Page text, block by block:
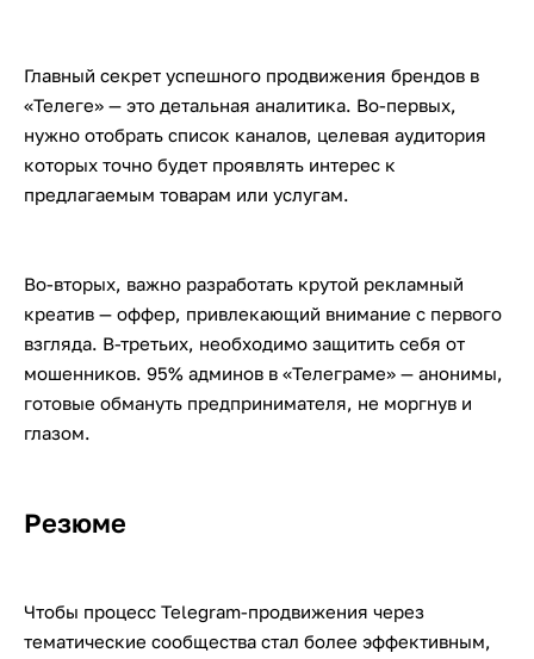
Главный секрет успешного продвижения брендов в
«Телеге» — это детальная аналитика. Во-первых,
нужно отобрать список каналов, целевая аудитория
которых точно будет проявлять интерес к
предлагаемым товарам или услугам.
Во-вторых, важно разработать крутой рекламный
креатив — оффер, привлекающий внимание с первого
взгляда. В-третьих, необходимо защитить себя от
мошенников. 95% админов в «Телеграме» — анонимы,
готовые обмануть предпринимателя, не моргнув и
глазом.
Резюме
Чтобы процесс Telegram-продвижения через
тематические сообщества стал более эффективным,